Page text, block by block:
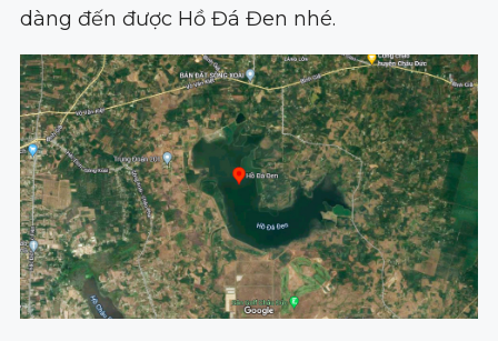
dàng đến được Hồ Đá Đen nhé.